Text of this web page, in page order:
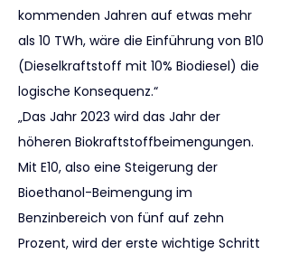
kommenden Jahren auf etwas mehr
als 10 TWh, wäre die Einführung von B10
(Dieselkraftstoff mit 10% Biodiesel) die
logische Konsequenz.“
„Das Jahr 2023 wird das Jahr der
höheren Biokraftstoffbeimengungen.
Mit E10, also eine Steigerung der
Bioethanol-Beimengung im
Benzinbereich von fünf auf zehn
Prozent, wird der erste wichtige Schritt